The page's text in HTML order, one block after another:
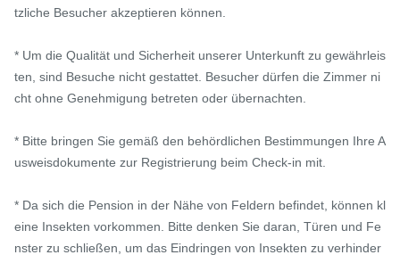
tzliche Besucher akzeptieren können.
* Um die Qualität und Sicherheit unserer Unterkunft zu gewährleis
ten, sind Besuche nicht gestattet. Besucher dürfen die Zimmer ni
cht ohne Genehmigung betreten oder übernachten.
* Bitte bringen Sie gemäß den behördlichen Bestimmungen Ihre A
usweisdokumente zur Registrierung beim Check-in mit.
* Da sich die Pension in der Nähe von Feldern befindet, können kl
eine Insekten vorkommen. Bitte denken Sie daran, Türen und Fe
nster zu schließen, um das Eindringen von Insekten zu verhinder